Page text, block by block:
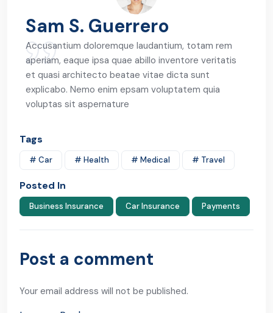
Sam S. Guerrero
Accusantium doloremque laudantium, totam rem
aperiam, eaque ipsa quae abillo inventore veritatis
et quasi architecto beatae vitae dicta sunt
explicabo. Nemo enim epsam voluptatem quia
voluptas sit aspernature
Tags
# Car # Health # Medical # Travel
Posted In
Business Insurance Car Insurance Payments
Post a comment
Your email address will not be published.